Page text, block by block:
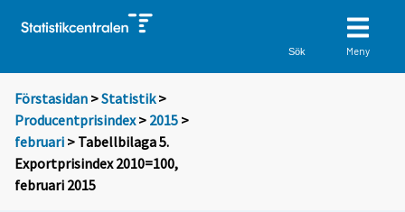
Sök Meny
Förstasidan >Statistik >
Producentprisindex> 2015 >
februari > Tabellbilaga 5.
Exportprisindex 2010=100,
februari 2015